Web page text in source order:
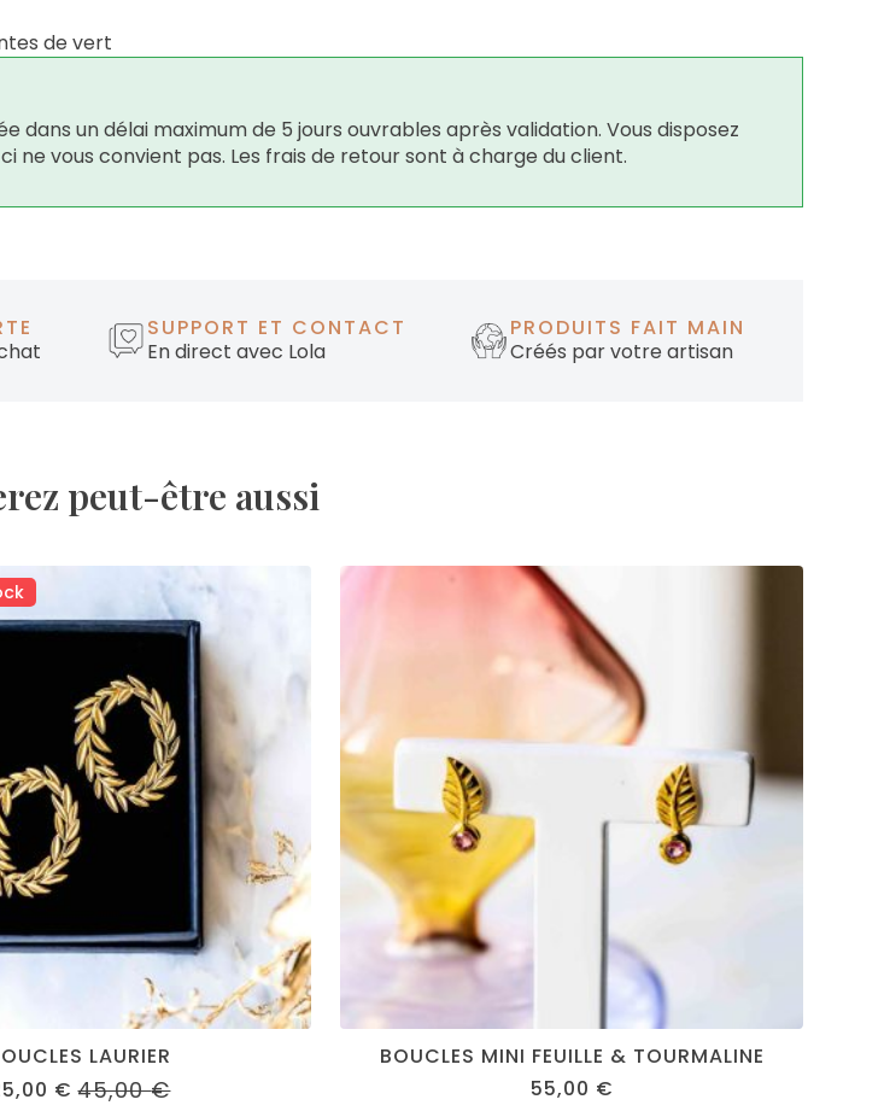
de vert
dans un délai maximum de 5 jours ouvrables après validation. Vous disposez
vous convient pas. Les frais de retour sont à charge du client.
SUPPORT ET CONTACT
En direct avec Lola
PRODUITS FAIT MAIN
Créés par votre artisan
peut-être aussi
LAURIER
45,00€
ORIGINAL
€ CURRENT
BOUCLES MINI FEUILLE & TOURMALINE
55,00 €